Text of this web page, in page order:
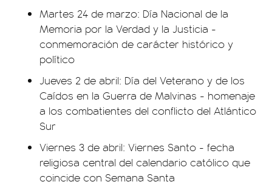
Martes 24 de marzo: Día Nacional de la
Memoria por la Verdad y la Justicia -
conmemoración de carácter histórico y
político
Jueves 2 de abril: Día del Veterano y de los
Caídos en la Guerra de Malvinas - homenaje
a los combatientes del conflicto del Atlántico
Sur
Viernes 3 de abril: Viernes Santo - fecha
religiosa central del calendario católico que
coincide con Semana Santa